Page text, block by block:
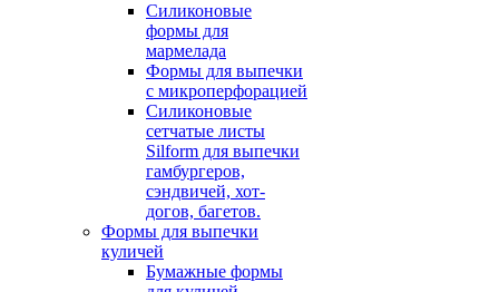
Силиконовые
формы для
мармелада
Формы для выпечки
с микроперфорацией
Силиконовые
сетчатые листы
Silform для выпечки
гамбургеров,
сэндвичей, хот-
догов, багетов.
Формы для выпечки
куличей
Бумажные формы